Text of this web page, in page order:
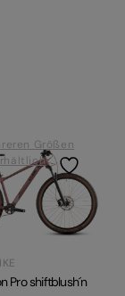
Größen
Pro shiftblush´n